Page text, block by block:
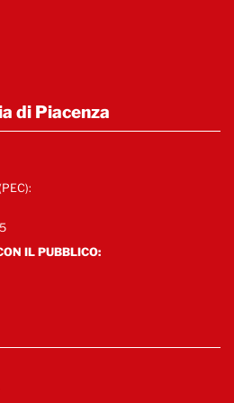
di Piacenza
IL PUBBLICO: